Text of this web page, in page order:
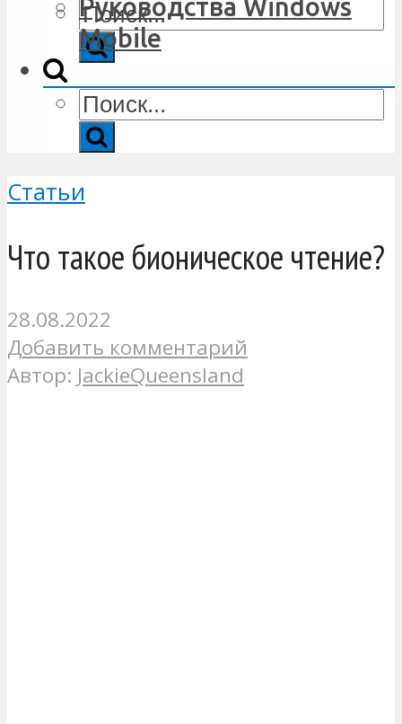
Руководства Windows
Mobile
Статьи
Что такое бионическое чтение?
28.08.2022
Добавить комментарий
Автор: JackieQueensland